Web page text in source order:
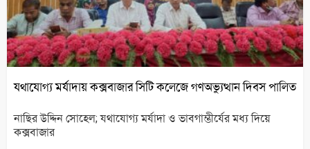
যথাযোগ্য মর্যাদায় কক্সবাজার সিটি কলেজে গণঅভ্যুত্থান দিবস পালিত
নাছির উদ্দিন সোহেল; যথাযোগ্য মর্যাদা ও ভাবগাম্ভীর্যের মধ্য দিয়ে
কক্সবাজার